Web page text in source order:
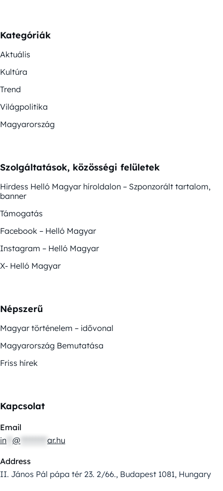
Kategóriák
Aktuális
Kultúra
Trend
Világpolitika
Magyarország
Szolgáltatások, közösségi felületek
Hirdess Helló Magyar híroldalon – Szponzorált tartalom,
banner
Támogatás
Facebook – Helló Magyar
Instagram – Helló Magyar
X- Helló Magyar
Népszerű
Magyar történelem – idővonal
Magyarország Bemutatása
Friss hírek
Kapcsolat
Email
in @ ar.hu
Address
II. János Pál pápa tér 23. 2/66., Budapest 1081, Hungary